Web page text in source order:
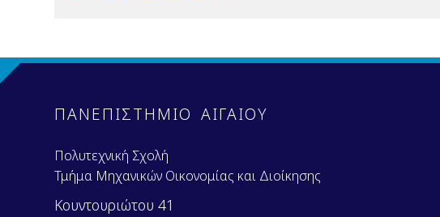
e
t
n
ΠΑΝΕΠΙΣΤΗΜΙΟ ΑΙΓΑΙΟΥ
Πολυτεχνική Σχολή
Τμήμα Μηχανικών Οικονομίας και Διοίκησης
Κουντουριώτου 41